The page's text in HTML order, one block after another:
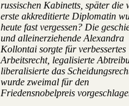
russischen Kabinetts, später die
erste akkreditierte Diplomatin
heute fast vergessen? Die
und alleinerziehende Alexandra
Kollontai sorgte für verbessertes
Arbeitsrecht, legalisierte
liberalisierte das
wurde zweimal für den
Friedensnobelpreis